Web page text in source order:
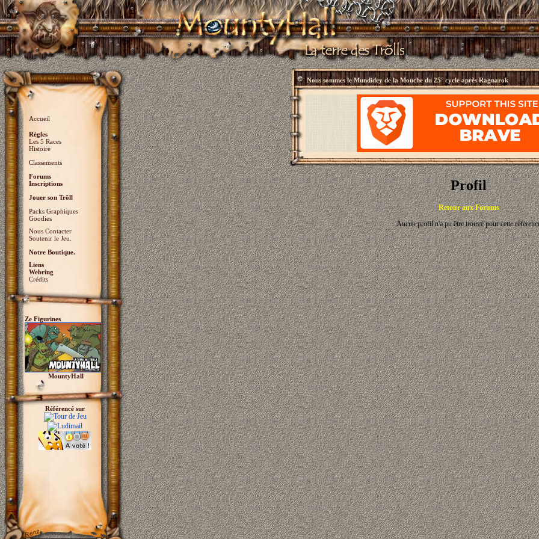
Accueil
Règles
Les 5 Races
Histoire
Classements
Forums
Inscriptions
Jouer son Trõll
Packs Graphiques
Goodies
Nous Contacter
Soutenir le Jeu.
Notre Boutique.
Liens
Webring
Crédits
Ze Figurines
MountyHall
Référencé sur
Nous sommes leMundidey de la Mouche du 25° cycle après Ragnarok
Profil
Retour aux Forums
Aucun profil n'a pu être trouvé pour cette